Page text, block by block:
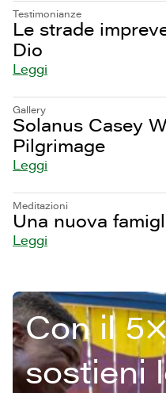
Testimonianze
Le strade
Dio
Leggi
Gallery
Solanus Casey
Pilgrimage
Leggi
Meditazioni
Una nuova
Leggi
Con il
sostieni